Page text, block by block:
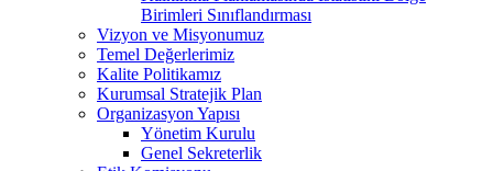
Birimleri Sınıflandırması
Vizyon ve Misyonumuz
Temel Değerlerimiz
Kalite Politikamız
Kurumsal Stratejik Plan
Organizasyon Yapısı
Yönetim Kurulu
Genel Sekreterlik